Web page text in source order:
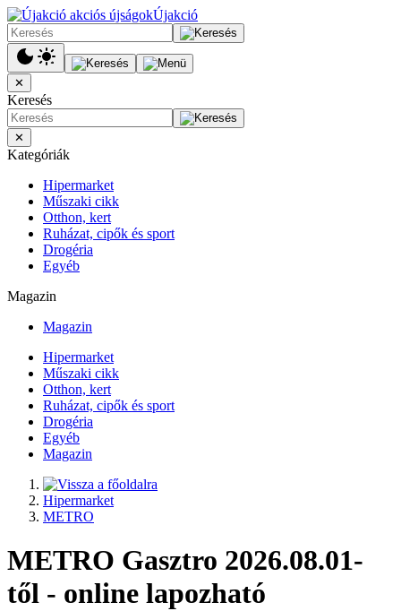
Újakció
✕
Keresés
✕
Kategóriák
Hipermarket
Műszaki cikk
Otthon, kert
Ruházat, cipők és sport
Drogéria
Egyéb
Magazin
Magazin
Hipermarket
Műszaki cikk
Otthon, kert
Ruházat, cipők és sport
Drogéria
Egyéb
Magazin
Hipermarket
METRO
METRO Gasztro 2026.08.01-
től - online lapozható